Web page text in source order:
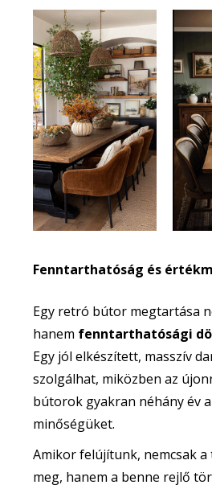
Fenntarthatóság és
Egy retró bútor megtartása
hanem fenntarthatósági
Egy jól elkészített, masszív
szolgálhat, miközben az
bútorok gyakran néhány év
minőségüket.
Amikor felújítunk, nemcsak
meg, hanem a benne rejlő